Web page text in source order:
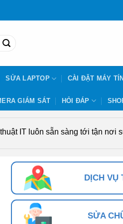
SỬA LAPTOP CÀI ĐẶT MÁY
GIÁM SÁT HỎI ĐÁP
IT luôn sẵn sàng tới tận
DỊCH VỤ
SỬA